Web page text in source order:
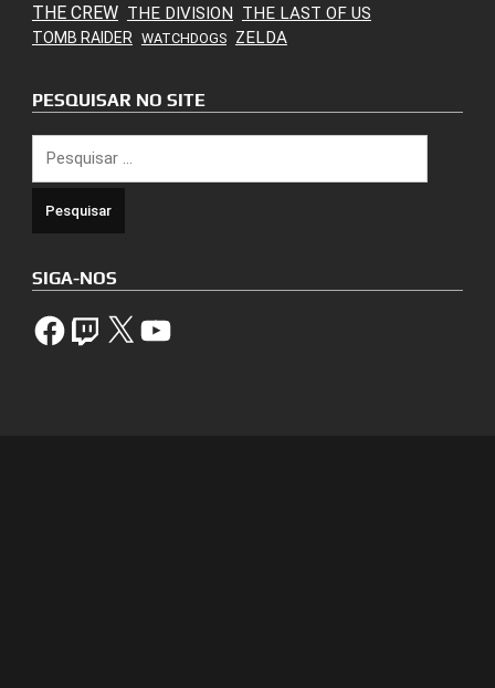
THE CREW THE DIVISION THE LAST OF US
TOMB RAIDER WATCHDOGS ZELDA
PESQUISAR NO SITE
por:
SIGA-NOS
FacebookTwitch X YouTube